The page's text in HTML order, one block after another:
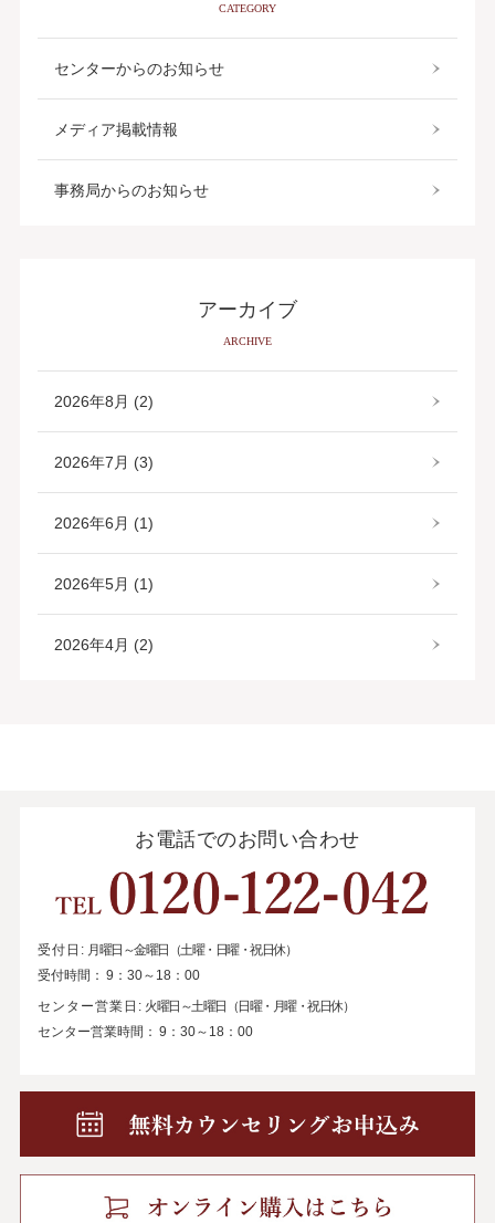
CATEGORY
センターからのお知らせ
メディア掲載情報
事務局からのお知らせ
アーカイブ
ARCHIVE
2026年8月 (2)
2026年7月 (3)
2026年6月 (1)
2026年5月 (1)
2026年4月 (2)
お電話でのお問い合わせ
受付日: 月曜日～金曜日（土曜・日曜・祝日休）
受付時間： 9：30～18：00
センター営業日: 火曜日～土曜日（日曜・月曜・祝日休）
センター営業時間： 9：30～18：00